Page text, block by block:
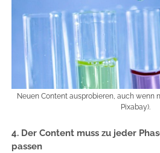
Neuen Content ausprobieren, auch wenn
Pixabay).
4. Der Content muss zu jeder
passen